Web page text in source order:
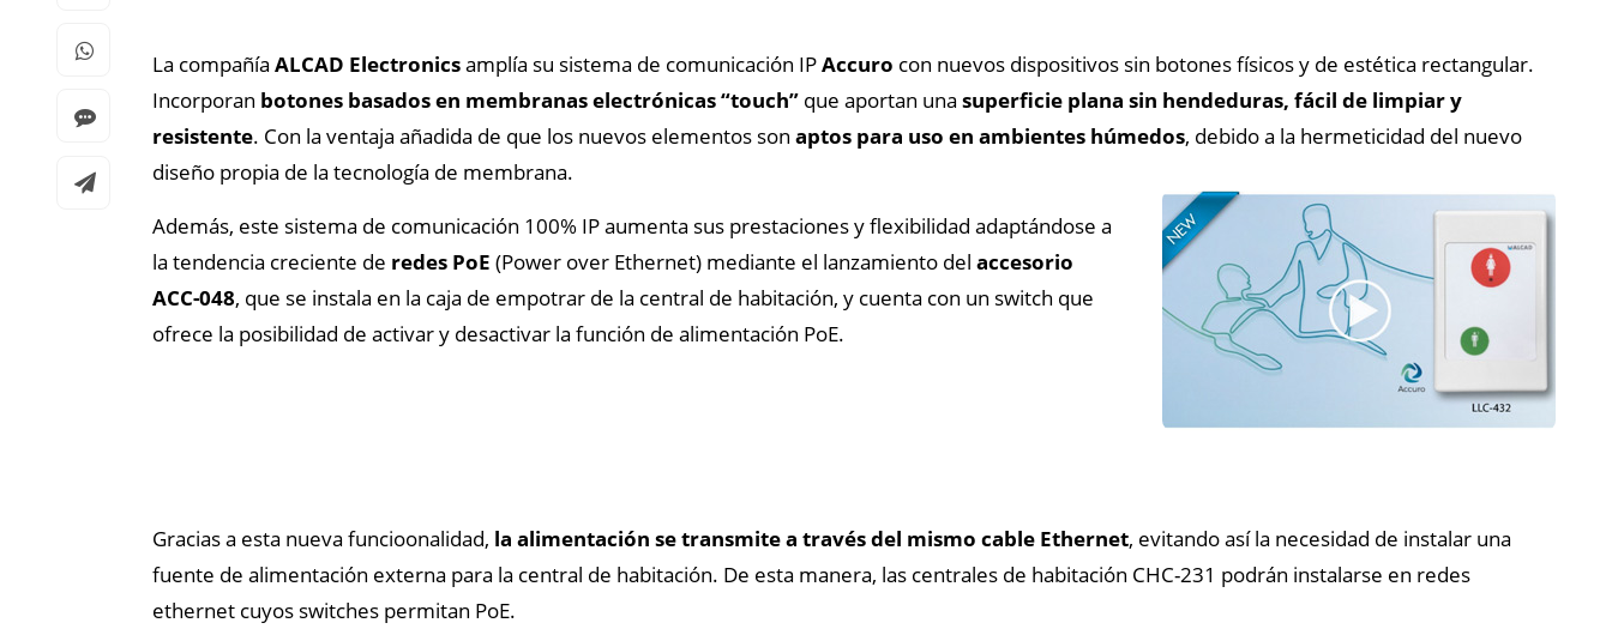
La compañía ALCAD Electronicsamplía su sistema de comunicación IPAccuro con nuevos dispositivos sin botones físicos y de estética rectangular.
Incorporan botones basados en membranas electrónicas“touch” que aportan una superficie plana sin hendeduras, fácil de limpiar y
resistente. Con la ventaja añadida de que los nuevos elementos son aptos para uso en ambientes húmedos, debido a la hermeticidad del nuevo
diseño propia de la tecnología de membrana.
Además, este sistema de comunicación 100% IP aumenta sus prestaciones y flexibilidad adaptándose a
la tendencia creciente de redes PoE (Power over Ethernet) mediante el lanzamiento del accesorio
ACC-048, que se instala en la caja de empotrar de la central de habitación, y cuenta con un switch que
ofrece la posibilidad de activar y desactivar la función de alimentación PoE.
Gracias a esta nueva funcioonalidad, la alimentación se transmite a través del mismo cable Ethernet, evitando así la necesidad de instalar una
fuente de alimentación externa para la central de habitación. De esta manera, las centrales de habitación CHC-231 podrán instalarse en redes
ethernet cuyos switches permitan PoE.